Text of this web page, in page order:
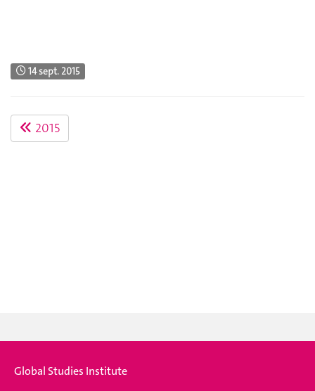
14 sept. 2015
2015
Global Studies Institute